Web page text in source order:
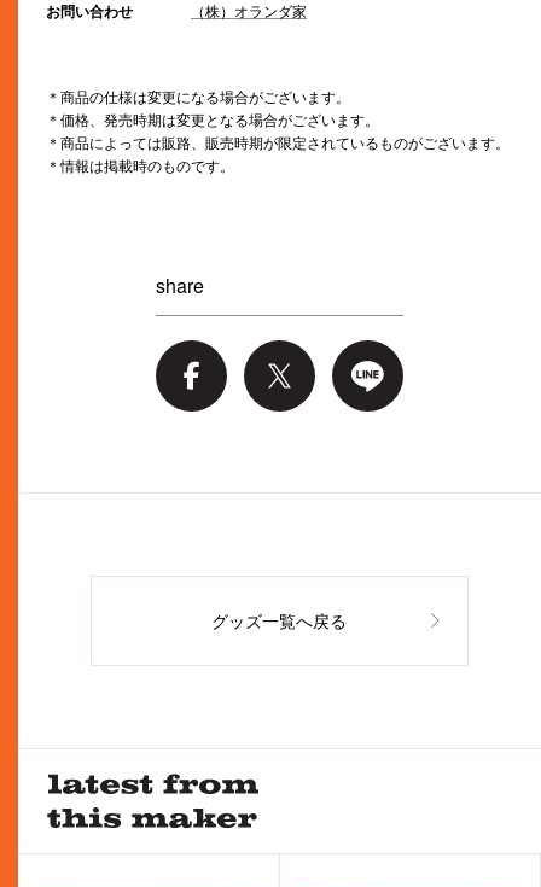
お問い合わせ （株）オランダ家
＊商品の仕様は変更になる場合がございます。
＊価格、発売時期は変更となる場合がございます。
＊商品によっては販路、販売時期が限定されているものがございます。
＊情報は掲載時のものです。
share
グッズ一覧へ戻る